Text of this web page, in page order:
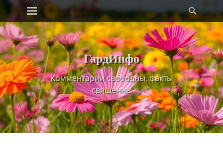
Skip
content
Primary Menu
ГардИнфо
Комментарии свободны, факты
священны